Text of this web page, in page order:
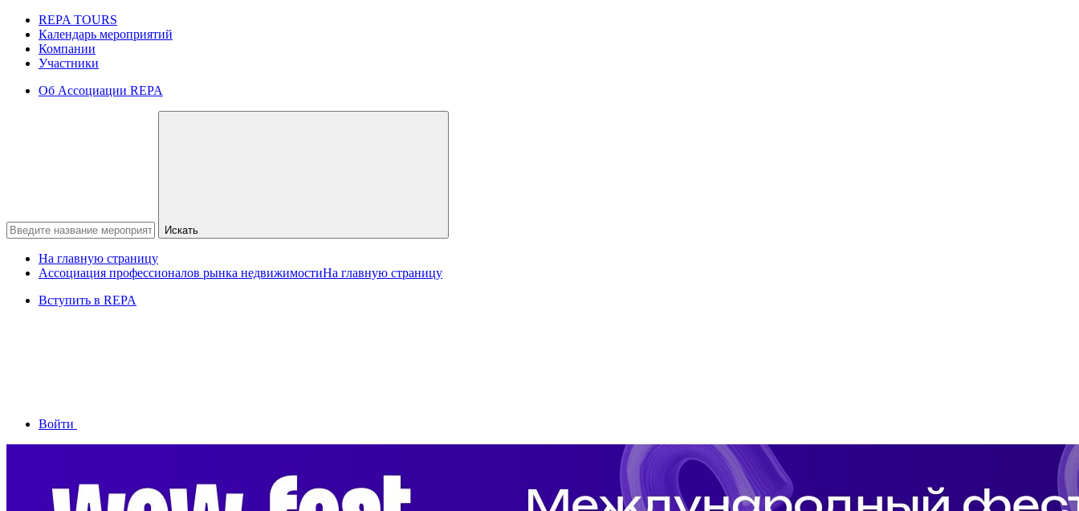
REPA TOURS
Календарь мероприятий
Компании
Участники
Об Ассоциации REPA
Искать
На главную страницу
Ассоциация профессионалов рынка недвижимостиНа главную страницу
Вступить в REPA
Войти